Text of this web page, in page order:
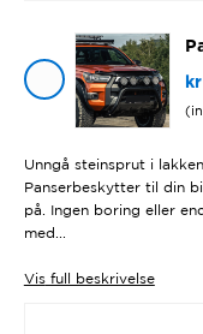
kr
Unngå steinsprut i
Panserbeskytter til din
på. Ingen boring eller
med...
Vis full beskrivelse